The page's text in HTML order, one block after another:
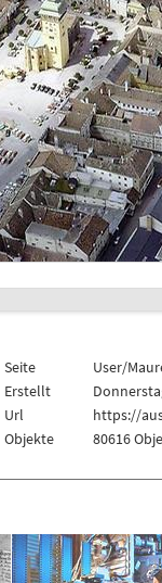
Seite
User/
Erstellt
Url
https://
Objekte
80616